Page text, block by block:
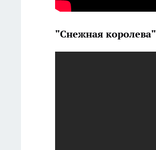
"Снежная королева"